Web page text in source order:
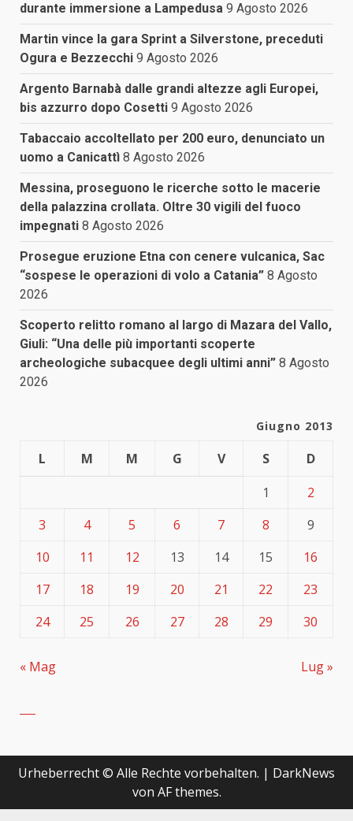
durante immersione a Lampedusa 9 Agosto 2026
Martin vince la gara Sprint a Silverstone, preceduti
Ogura e Bezzecchi 9 Agosto 2026
Argento Barnabà dalle grandi altezze agli Europei,
bis azzurro dopo Cosetti 9 Agosto 2026
Tabaccaio accoltellato per 200 euro, denunciato un
uomo a Canicattì 8 Agosto 2026
Messina, proseguono le ricerche sotto le macerie
della palazzina crollata. Oltre 30 vigili del fuoco
impegnati 8 Agosto 2026
Prosegue eruzione Etna con cenere vulcanica, Sac
“sospese le operazioni di volo a Catania” 8 Agosto
2026
Scoperto relitto romano al largo di Mazara del Vallo,
Giuli: “Una delle più importanti scoperte
archeologiche subacquee degli ultimi anni” 8 Agosto
2026
Giugno 2013
L M M G V S
D
1
2
3
4 5 6 7 8
9
10
11 12 13 14 15
16
17
18 19 20 21 22
23
24
25 26 27 28 29 30
« Mag Lug »
Urheberrecht © Alle Rechte vorbehalten. | DarkNews
von AF themes.